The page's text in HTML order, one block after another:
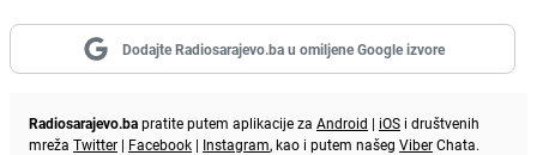
Dodajte Radiosarajevo.ba u omiljene Google izvore
Radiosarajevo.bapratite putem aplikacije za Android | iOS i društvenih
mreža Twitter | Facebook | Instagram, kao i putem našeg ViberChata.